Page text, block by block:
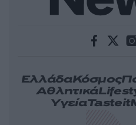
ΕλλάδαΚόσμος
Αθλητικά
ΥγείαTasteit